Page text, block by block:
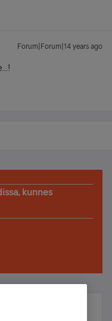
Forum|Forum|14 years ago
kunnes
voita!